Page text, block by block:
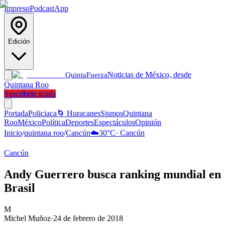
ImpresoPodcastApp
Edición
QuintaFuerzaNoticias de México, desde
Quintana Roo
Suscríbete gratis
PortadaPoliciaca 🌀 HuracanesSismosQuintana
RooMéxicoPolíticaDeportesEspectáculosOpinión
Inicio/quintana roo/Cancún☁️30°C· Cancún
Cancún
Andy Guerrero busca ranking mundial en
Brasil
M
Michel Muñoz·24 de febrero de 2018